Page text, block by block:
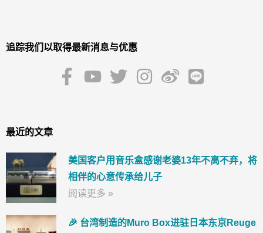
追踪我们以取得最新消息与优惠
最近的文章
美国客户用音乐盒感谢老婆13年不离不弃，将
相伴的心意传承给儿子
阅读更多 »
🎉 台湾制造的Muro Box进驻日本东京Reuge